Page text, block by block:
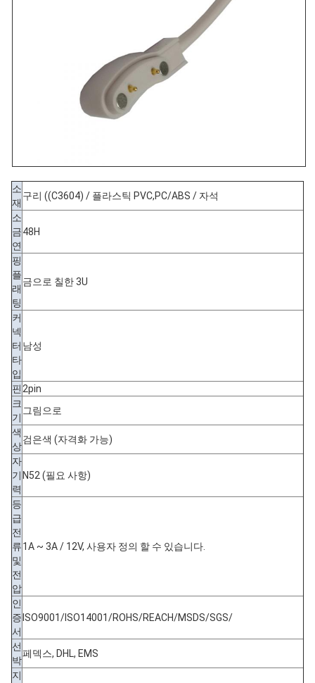
소
재
구리 ((C3604) / 플라스틱 PVC,PC/ABS / 자석
소
금
연
48H
핑
플
래
팅
금으로 칠한 3U
커
넥
터
타
입
남성
핀 2pin
크
기
그림으로
색
상
검은색 (자격화 가능)
자
기
력
N52 (필요 사항)
등
급
전
류
및
전
압
1A ~ 3A / 12V, 사용자 정의 할 수 있습니다.
인
증
서
ISO9001/ISO14001/ROHS/REACH/MSDS/SGS/
선
박
페덱스, DHL, EMS
지